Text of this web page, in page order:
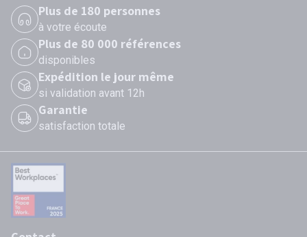
Plus de 180 personnes
à votre écoute
Plus de 80 000 références
disponibles
Expédition le jour même
si validation avant 12h
Garantie
satisfaction totale